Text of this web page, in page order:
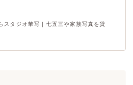
スタジオ華写｜七五三や家族写真を貸